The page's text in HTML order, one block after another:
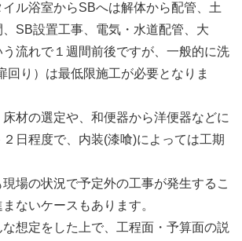
ル浴室からSBへは解体から配管、土
SB設置工事、電気・水道配管、大
流れで１週間前後ですが、一般的に洗
回り）は最低限施工が必要となりま
材の選定や、和便器から洋便器などに
日程度で、内装(漆喰)によっては工期
場の状況で予定外の工事が発生するこ
ないケースもあります。
想定をした上で、工程面・予算面の説